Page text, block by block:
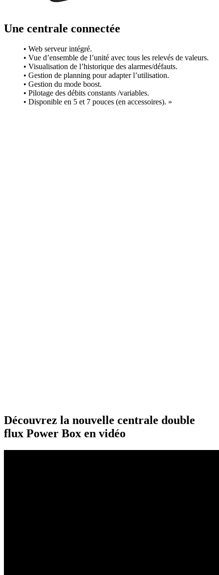
Une centrale connectée
• Web serveur intégré.
• Vue d’ensemble de l’unité avec tous les relevés de valeurs.
• Visualisation de l’historique des alarmes/défauts.
• Gestion de planning pour adapter l’utilisation.
• Gestion du mode boost.
• Pilotage des débits constants /variables.
• Disponible en 5 et 7 pouces (en accessoires). »
Découvrez la nouvelle centrale double
flux Power Box en vidéo